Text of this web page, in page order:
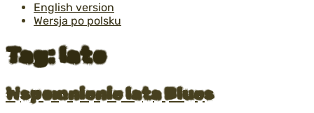
English version
Wersja po polsku
Tag:lato
Opublikowane
w
Wspomnienie lata Blues